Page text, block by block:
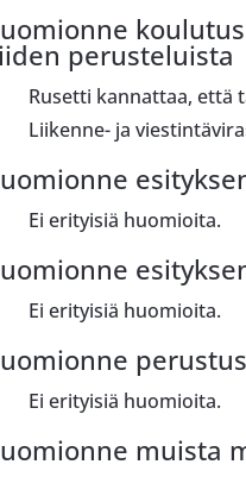
perusteluista
Rusetti kannattaa, että
Liikenne- ja
Ei erityisiä huomioita.
Ei erityisiä huomioita.
Ei erityisiä huomioita.
muista